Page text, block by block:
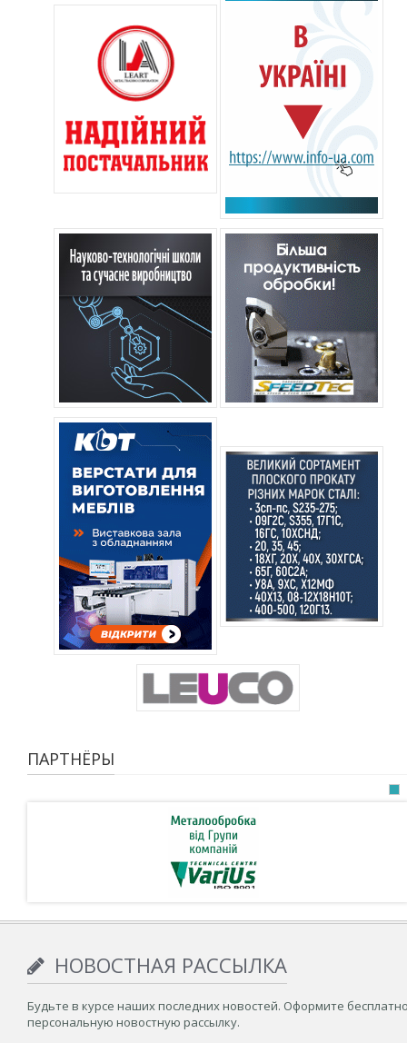
ПАРТНЁРЫ
НОВОСТНАЯ РАССЫЛКА
Будьте в курсе наших последних новостей. Оформите
персональную новостную рассылку.